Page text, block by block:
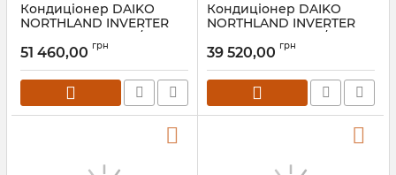
Кондиціонер DAIKO
NORTHLAND INVERTER
R32 GRK-H24WINX/GRK-
I24WINX
51 460,00 грн
Кондиціонер DAIKO
NORTHLAND INVERTER
R32 GRK-H18WINX/GRK-
I18WINX
39 520,00 грн